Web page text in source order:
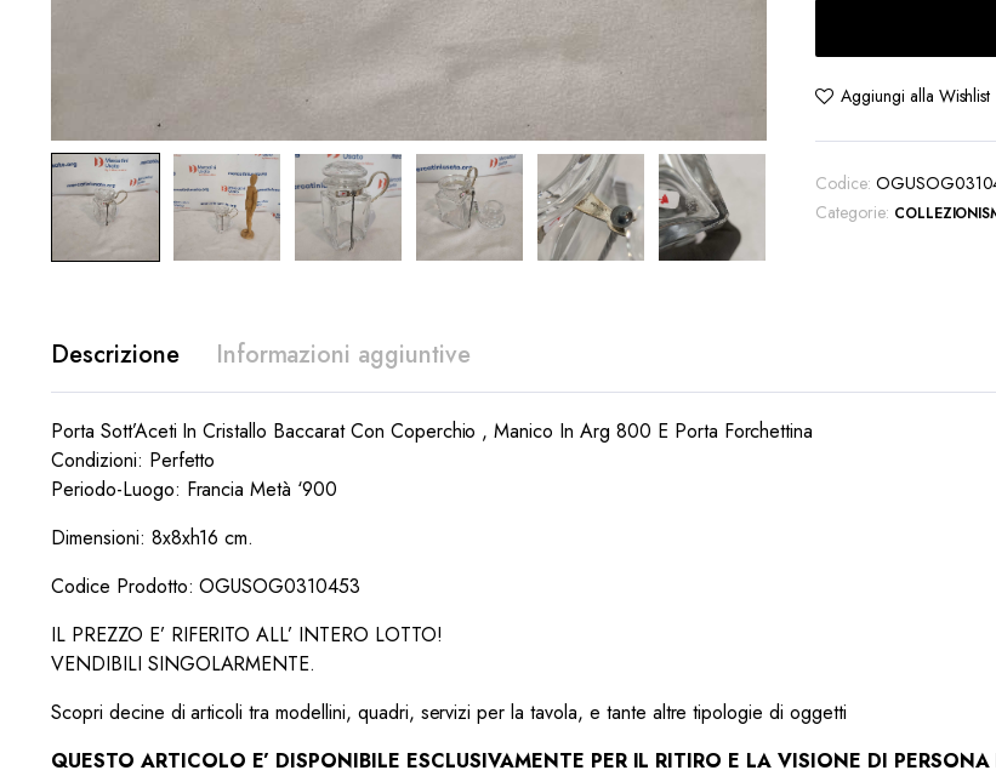
Aggiungi alla Wishlist
Codice:
Categorie:
Descrizione Informazioni aggiuntive
Porta Sott’Aceti In Cristallo Baccarat Con Coperchio , Manico In Arg 800 E Porta Forchettina
Condizioni: Perfetto
Periodo-Luogo: Francia Metà ‘900
Dimensioni: 8x8xh16 cm.
Codice Prodotto: OGUSOG0310453
IL PREZZO E’ RIFERITO ALL’ INTERO LOTTO!
VENDIBILI SINGOLARMENTE.
Scopri decine di articoli tra modellini, quadri, servizi per la tavola, e tante altre tipologie di oggetti
QUESTO ARTICOLO E’ DISPONIBILE ESCLUSIVAMENTE PER IL RITIRO E LA VISIONE DI